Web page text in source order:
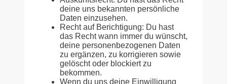
deine uns bekannten persönliche
Daten einzusehen.
Recht auf Berichtigung: Du hast
das Recht wann immer du wünscht,
deine personenbezogenen Daten
zu ergänzen, zu korrigieren sowie
gelöscht oder blockiert zu
bekommen.
Wenn du uns deine Einwilligung